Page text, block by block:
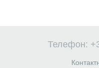
Телефон: